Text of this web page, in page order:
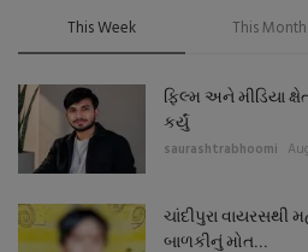
This Week This Month
ફિલ્મ અને મીડિયા
કર્યું
saurashtrabhoomi
ચાંદીપુરા વાયરસથી
બાળકીનું મોત...